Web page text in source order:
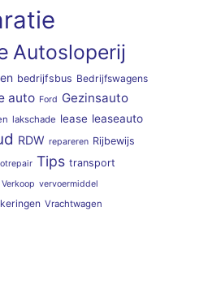
Autosloperij
bedrijfsbus Bedrijfswagens
auto Ford Gezinsauto
lakschade lease leaseauto
RDW repareren Rijbewijs
Tips transport
Verkoop vervoermiddel
Vrachtwagen